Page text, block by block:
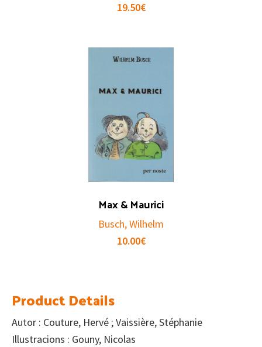
19.50€
Max & Maurici
Busch, Wilhelm
10.00€
Product Details
Autor : Couture, Hervé ; Vaissière, Stéphanie
Illustracions : Gouny, Nicolas